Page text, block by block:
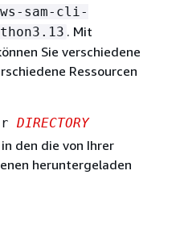
sam-cli-
. Mit
Sie verschiedene
Ressourcen
DIRECTORY
den die von Ihrer
heruntergeladen